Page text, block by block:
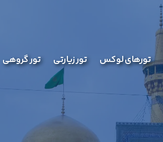
تورهای لوکس تور زیارتی تور گروهی